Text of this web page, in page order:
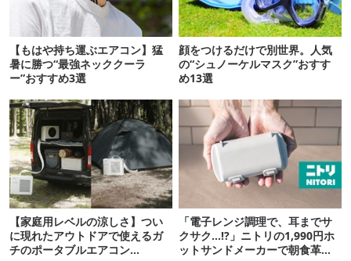
【もはや持ち運ぶエアコン】猛
暑に勝つ“最強ネッククーラ
ー”おすすめ3選
顔をつけるだけで別世界。人気
の“シュノーケルマスク”おすす
め13選
【家庭用レベルの涼しさ】つい
に現れたアウトドアで使えるガ
チのポータブルエアコン
「電子レンジ調理で、耳までサ
クサク…!?」ニトリの1,990円ホ
ットサンドメーカーで朝食革命